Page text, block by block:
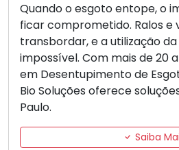
Quando o esgoto entope, o
ficar comprometido. Ralos e
transbordar, e a utilização
impossível. Com mais de 20
em Desentupimento de
Bio Soluções oferece
Paulo.
Saiba